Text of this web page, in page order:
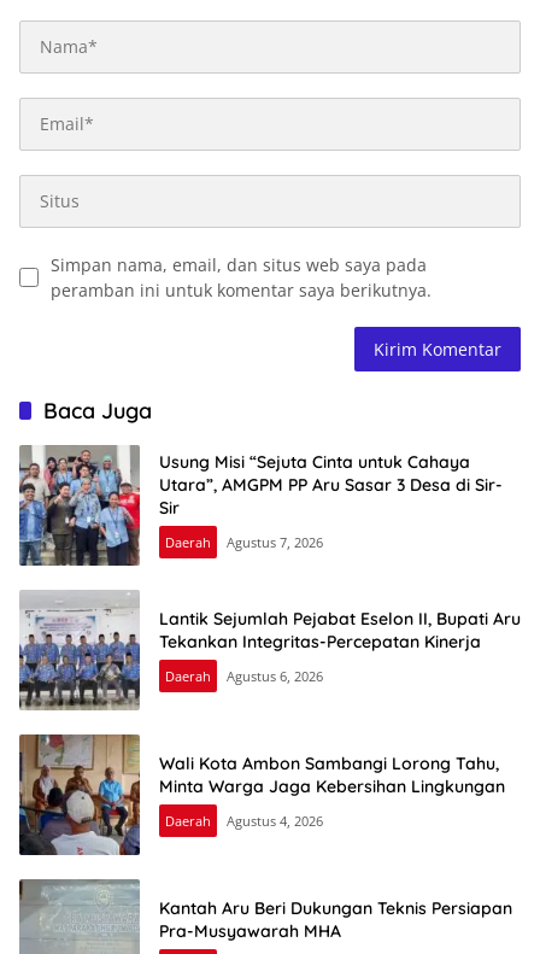
Simpan nama, email, dan situs web saya pada
peramban ini untuk komentar saya berikutnya.
Baca Juga
Usung Misi “Sejuta Cinta untuk Cahaya
Utara”, AMGPM PP Aru Sasar 3 Desa di Sir-
Sir
Daerah Agustus 7, 2026
Lantik Sejumlah Pejabat Eselon II, Bupati Aru
Tekankan Integritas-Percepatan Kinerja
Daerah Agustus 6, 2026
Wali Kota Ambon Sambangi Lorong Tahu,
Minta Warga Jaga Kebersihan Lingkungan
Daerah Agustus 4, 2026
Kantah Aru Beri Dukungan Teknis Persiapan
Pra-Musyawarah MHA